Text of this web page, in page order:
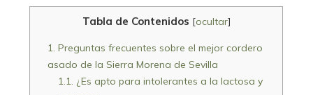
Tabla de Contenidos [ocultar]
1. Preguntas frecuentes sobre el mejor cordero
asado de la Sierra Morena de Sevilla
1.1.
¿Es apto para intolerantes a la lactosa y